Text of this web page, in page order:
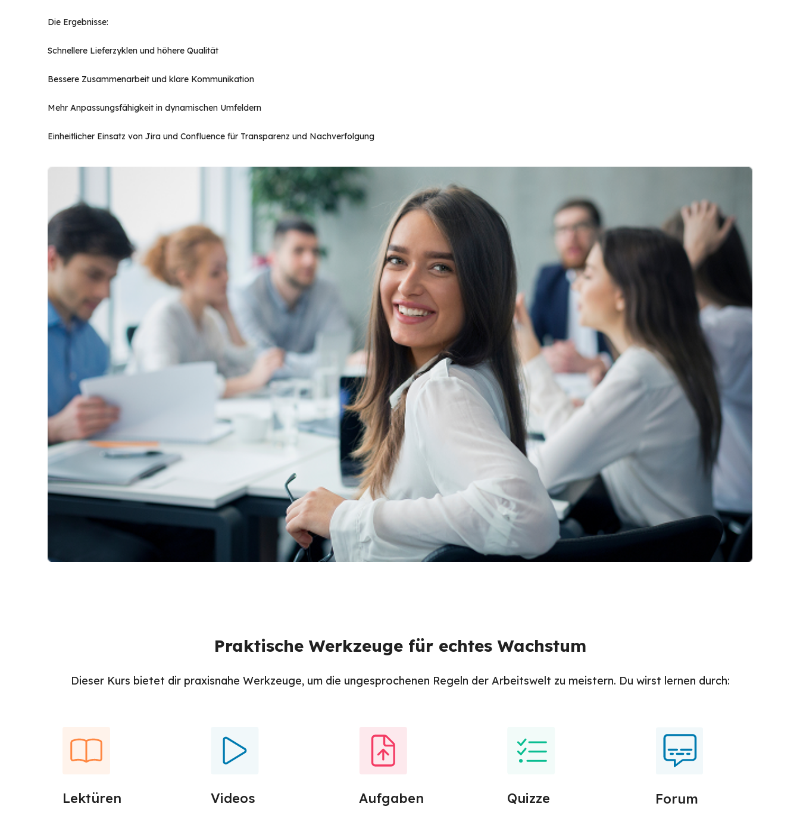
Die Ergebnisse:
Schnellere Lieferzyklen und höhere Qualität
Bessere Zusammenarbeit und klare Kommunikation
Mehr Anpassungsfähigkeit in dynamischen Umfeldern
Einheitlicher Einsatz von Jira und Confluence für Transparenz und Nachverfolgung
Praktische Werkzeuge für echtes Wachstum
Dieser Kurs bietet dir praxisnahe Werkzeuge, um die ungesprochenen Regeln der Arbeitswelt zu meistern. Du wirst lernen durch:
Lektüren Videos Aufgaben Quizze Forum